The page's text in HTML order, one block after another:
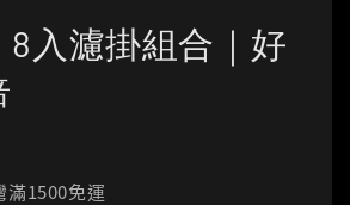
8入濾掛組合｜好
滿1500免運